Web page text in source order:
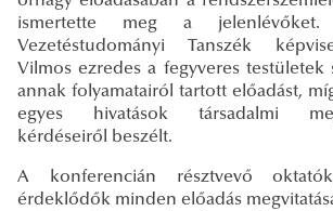
ismertette meg a
Vezetéstudományi Tanszék
Vilmos ezredes a fegyveres testületek
annak folyamatairól tartott előadást,
egyes hivatások társadalmi
kérdéseiről beszélt.
A konferencián résztvevő
érdeklődők minden előadás